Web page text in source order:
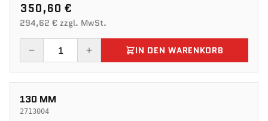
350,60 €
294,62 € zzgl. MwSt.
IN DEN WARENKORB
130 MM
2713004